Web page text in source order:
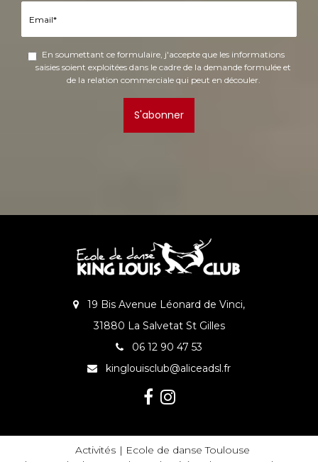
En soumettant ce formulaire, j'accepte que les informations
saisies soient exploitées dans le cadre de la demande formulée et
de la relation commerciale qui peut en découler.
S'abonner
19 Bis Avenue Léonard de Vinci,
31880 La Salvetat St Gilles
06 12 90 47 53
kinglouisclub@aliceadsl.fr
Activités
Ecole de danse Toulouse